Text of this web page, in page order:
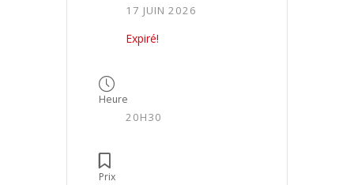
17 JUIN 2026
Expiré!
Heure
20H30
Prix